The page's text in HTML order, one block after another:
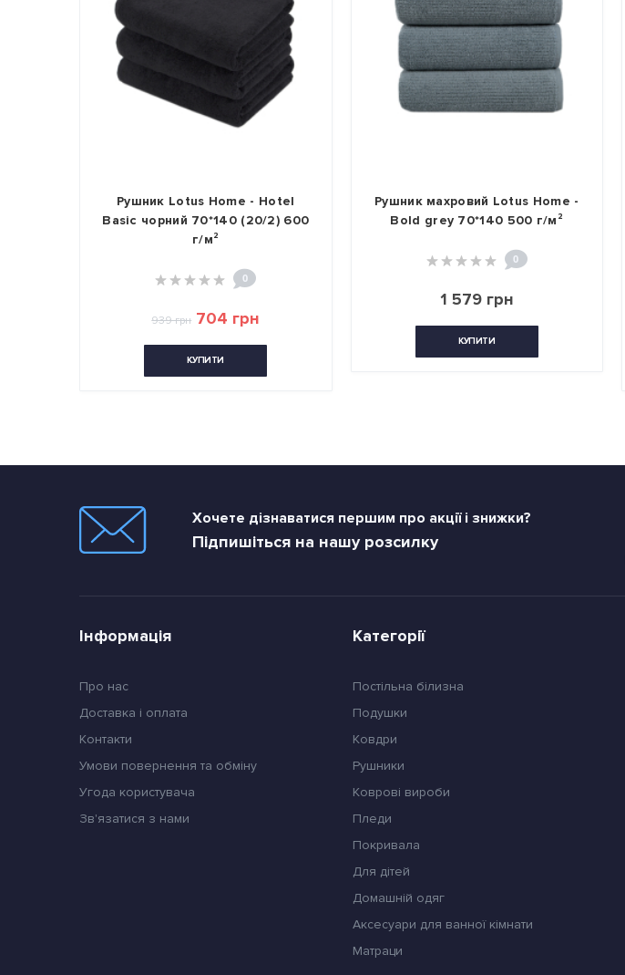
Рушник Lotus Home - Hotel
Basic чорний 70*140 (20/2) 600
г/м²
0
939 грн 704 грн
КУПИТИ
Рушник махровий Lotus Home -
Bold grey 70*140 500 г/м²
0
1 579 грн
КУПИТИ
Хочете дізнаватися першим про акції і знижки?
Підпишіться на нашу розсилку
Інформація
Про нас
Доставка і оплата
Контакти
Умови повернення та обміну
Угода користувача
Зв'язатися з нами
Категорії
Постільна білизна
Подушки
Ковдри
Pушники
Коврові вироби
Пледи
Покривала
Для дітей
Домашній одяг
Аксесуари для ванної кімнати
Матраци